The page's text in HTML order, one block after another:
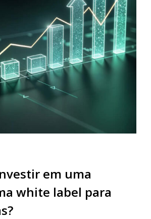
em uma
white label para